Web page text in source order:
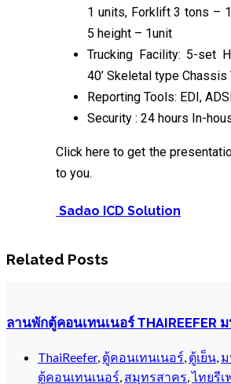
1 units, Forklift 3 tons –
5 height – 1unit
Trucking Facility: 5-set
40’ Skeletal type Chassis
Reporting Tools: EDI,
Security : 24 hours In-
Click here to get the
to you.
Sadao ICD Solution
Related Posts
ลานพักตู้คอนเทนเนอร์ THAIREEFER
ThaiReefer, ตู้คอนเทนเนอร์, ตู้เย็น,
ตู้คอนเทนเนอร์, สมุทรสาคร,ไทยรีเ